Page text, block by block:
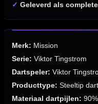
✓ Geleverd als
Merk: Mission
Serie: Viktor Tingstrom
Dartspeler: Viktor
Producttype: Steeltip
Materiaal dartpijlen: